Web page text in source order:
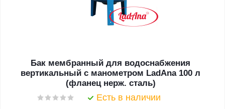
Бак мембранный для водоснабжения
вертикальный с манометром LadAna 100 л
(фланец нерж. сталь)
Есть в наличии